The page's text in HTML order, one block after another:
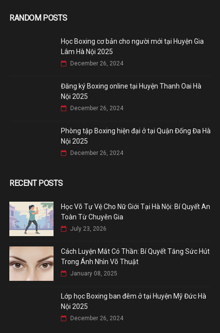
RANDOM POSTS
Học Boxing cơ bản cho người mới tại Huyện Gia
Lâm Hà Nội 2025
December 26, 2024
Đăng ký Boxing online tại Huyện Thanh Oai Hà
Nội 2025
December 26, 2024
Phòng tập Boxing hiện đại ở tại Quận Đống Đa Hà
Nội 2025
December 26, 2024
RECENT POSTS
Học Võ Tự Vệ Cho Nữ Giới Tại Hà Nội: Bí Quyết An
Toàn Từ Chuyên Gia
July 23, 2026
Cách Luyện Mắt Có Thần: Bí Quyết Tăng Sức Hút
Trong Ánh Nhìn Võ Thuật
January 08, 2025
Lớp học Boxing ban đêm ở tại Huyện Mỹ Đức Hà
Nội 2025
December 26, 2024